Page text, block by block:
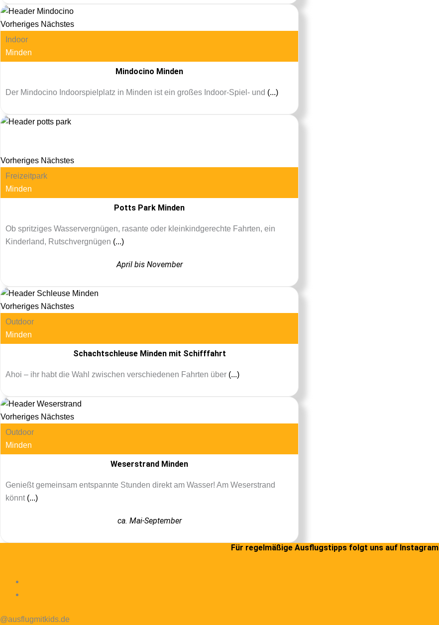
Vorheriges Nächstes
Indoor
Minden
Mindocino Minden
Der Mindocino Indoorspielplatz in Minden ist ein großes Indoor-Spiel- und (...)
Vorheriges Nächstes
Freizeitpark
Minden
Potts Park Minden
Ob spritziges Wasservergnügen, rasante oder kleinkindgerechte Fahrten, ein
Kinderland, Rutschvergnügen (...)
April bis November
Vorheriges Nächstes
Outdoor
Minden
Schachtschleuse Minden mit Schifffahrt
Ahoi – ihr habt die Wahl zwischen verschiedenen Fahrten über (...)
Vorheriges Nächstes
Outdoor
Minden
Weserstrand Minden
Genießt gemeinsam entspannte Stunden direkt am Wasser! Am Weserstrand
könnt (...)
ca. Mai-September
Für regelmäßige Ausflugstipps folgt uns auf Instagram
@ausflugmitkids.de